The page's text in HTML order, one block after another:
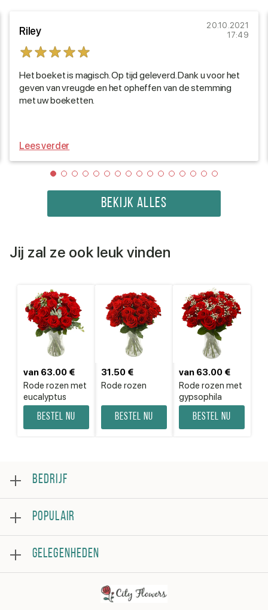
Riley
20.10.2021
17:49
Het boeket is magisch. Op tijd geleverd. Dank u voor het
geven van vreugde en het opheffen van de stemming
met uw boeketten.
Lees verder
BEKIJK ALLES
Jij zal ze ook leuk vinden
Rode rozen met
eucalyptus
van 63.00 €
Bestel nu
Rode rozen
31.50 €
Bestel nu
Rode rozen met
gypsophila
van 63.00 €
Bestel nu
BEDRIJF
Beoordeling
Veelgestelde vragen
Algemene voorwaarden
Privacybeleid
Contacteer ons
POPULAIR
Rozen
Boeketten
GELEGENHEDEN